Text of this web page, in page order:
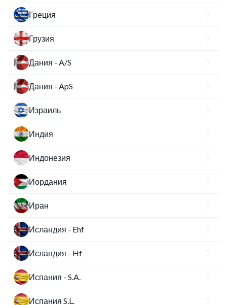
Греция
Грузия
Дания - A/S
Дания - ApS
Израиль
Индия
Индонезия
Иордания
Иран
Исландия - Ehf
Исландия - Hf
Испания - S.A.
Испания S.L.